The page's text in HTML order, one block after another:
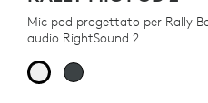
Mic pod progettato per Rally
audio RightSound 2